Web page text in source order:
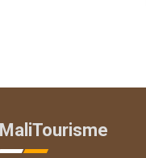
MaliTourisme